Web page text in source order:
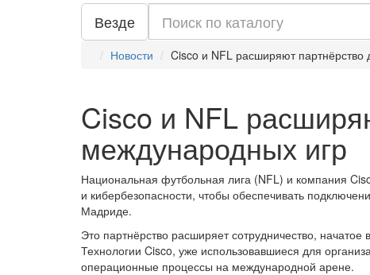
Везде
Новости Cisco и NFL расширяют
Cisco и NFL
международных игр
Национальная футбольная лига (NFL) и компания
и кибербезопасности, чтобы обеспечивать
Мадриде.
Это партнёрство расширяет сотрудничество,
Технологии Cisco, уже использовавшиеся для
операционные процессы на международной арене.